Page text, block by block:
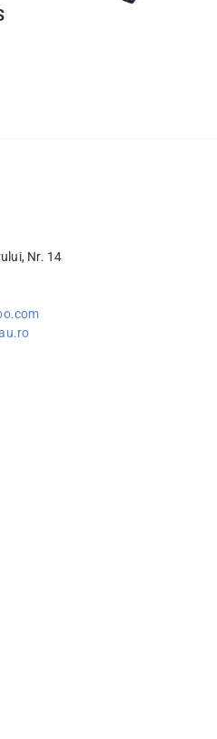
Nr. 14